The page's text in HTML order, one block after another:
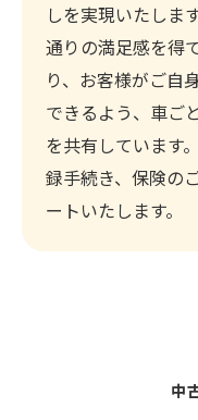
しを実現いたしま
通りの満足感を得
り、お客様がご自
できるよう、車ご
を共有しています
録手続き、保険の
ートいたします。
中